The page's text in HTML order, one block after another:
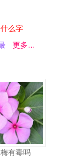
么字
更多…
有毒吗